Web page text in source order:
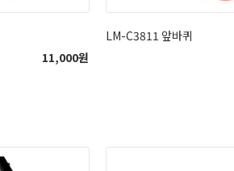
11,000원
LM-C3811 앞바퀴